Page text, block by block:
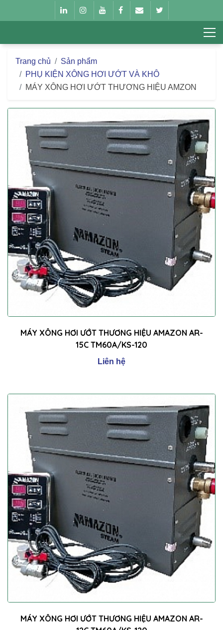
Trang chủ
Sản phẩm
PHỤ KIỆN XÔNG HƠI ƯỚT VÀ KHÔ
MÁY XÔNG HƠI ƯỚT THƯƠNG HIỆU AMZON
MÁY XÔNG HƠI ƯỚT THƯƠNG HIỆU AMAZON AR-
15C TM60A/KS-120
Liên hệ
MÁY XÔNG HƠI ƯỚT THƯƠNG HIỆU AMAZON AR-